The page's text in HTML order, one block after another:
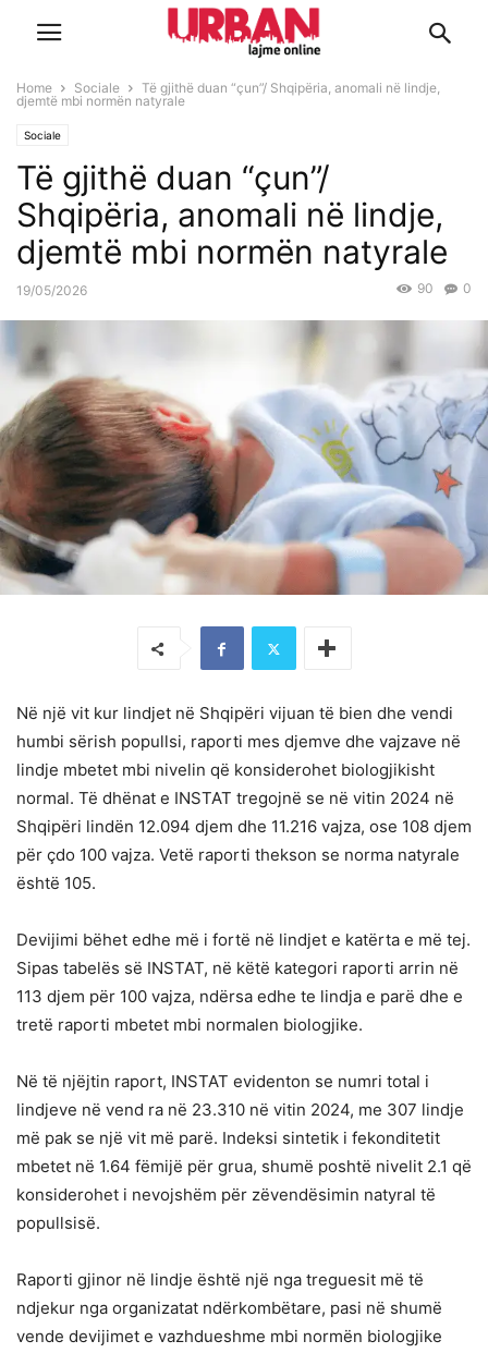
Home Sociale
Të gjithë duan “çun”/ Shqipëria, anomali në lindje,
djemtë mbi normën natyrale
Sociale
Të gjithë duan “çun”/
Shqipëria, anomali në lindje,
djemtë mbi normën natyrale
19/05/2026 0
90
Në një vit kur lindjet në Shqipëri vijuan të bien dhe vendi
humbi sërish popullsi, raporti mes djemve dhe vajzave në
lindje mbetet mbi nivelin që konsiderohet biologjikisht
normal. Të dhënat e INSTAT tregojnë se në vitin 2024 në
Shqipëri lindën 12.094 djem dhe 11.216 vajza, ose 108 djem
për çdo 100 vajza. Vetë raporti thekson se norma natyrale
është 105.
Devijimi bëhet edhe më i fortë në lindjet e katërta e më tej.
Sipas tabelës së INSTAT, në këtë kategori raporti arrin në
113 djem për 100 vajza, ndërsa edhe te lindja e parë dhe e
tretë raporti mbetet mbi normalen biologjike.
Në të njëjtin raport, INSTAT evidenton se numri total i
lindjeve në vend ra në 23.310 në vitin 2024, me 307 lindje
më pak se një vit më parë. Indeksi sintetik i fekonditetit
mbetet në 1.64 fëmijë për grua, shumë poshtë nivelit 2.1 që
konsiderohet i nevojshëm për zëvendësimin natyral të
popullsisë.
Raporti gjinor në lindje është një nga treguesit më të
ndjekur nga organizatat ndërkombëtare, pasi në shumë
vende devijimet e vazhdueshme mbi normën biologjike